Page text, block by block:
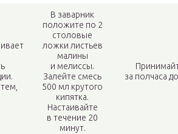
В заварник
положите по 2
столовые
ложки листьев
малины
и мелиссы.
Залейте смесь
500 мл крутого
кипятка.
Настаивайте
в течение 20
минут.
за полчаса